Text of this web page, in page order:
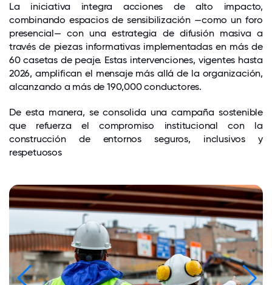
La iniciativa integra acciones de alto impacto,
combinando espacios de sensibilización —como un foro
presencial— con una estrategia de difusión masiva a
través de piezas informativas implementadas en más de
60 casetas de peaje. Estas intervenciones, vigentes hasta
2026, amplifican el mensaje más allá de la organización,
alcanzando a más de 190,000 conductores.
De esta manera, se consolida una campaña sostenible
que refuerza el compromiso institucional con la
construcción de entornos seguros, inclusivos y
respetuosos